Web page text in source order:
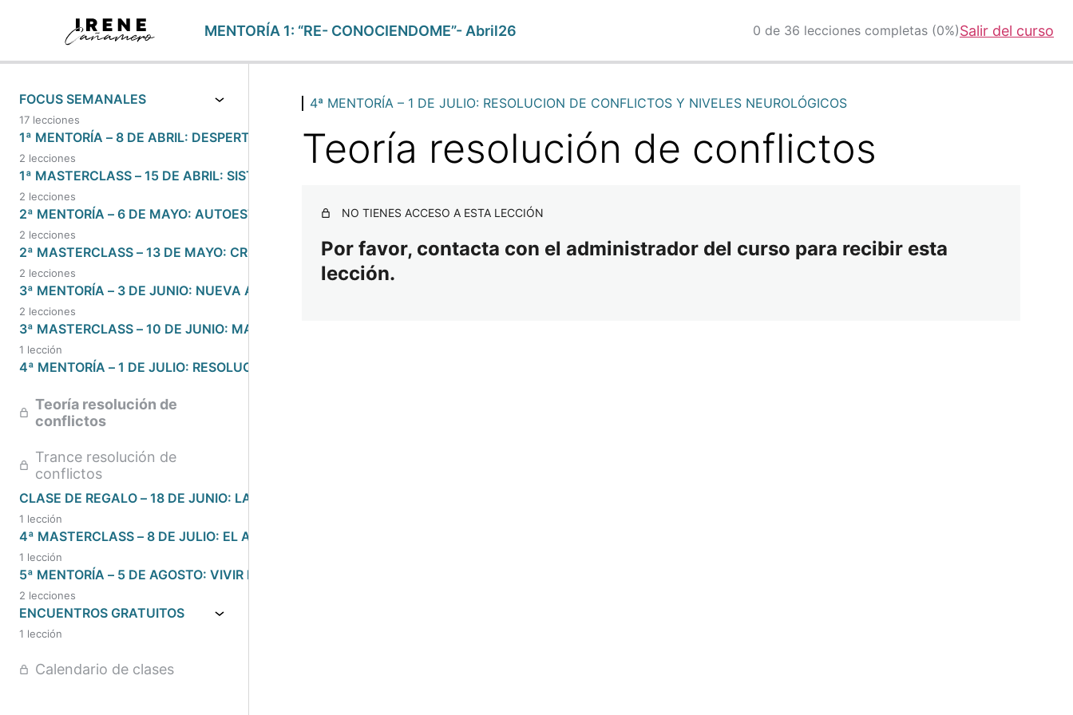
MENTORÍA 1: “RE- CONOCIENDOME”- Abril26 0 de 36 lecciones completas (0%)Salir del curso
FOCUS SEMANALES
17 lecciones
1ª MENTORÍA – 8 DE ABRIL: DESPERTANDO A LA CONSCIENCIA
2 lecciones
1ª MASTERCLASS – 15 DE ABRIL: SISTEMA DE ALMAS E INCONSCIENTE FAMILIAR
2 lecciones
2ª MENTORÍA – 6 DE MAYO: AUTOESTIMA Y AUTOCONCEPTO
2 lecciones
2ª MASTERCLASS – 13 DE MAYO: CREENCIAS Y RECABLEADO MENTAL
2 lecciones
3ª MENTORÍA – 3 DE JUNIO: NUEVA ACTITUD
2 lecciones
3ª MASTERCLASS – 10 DE JUNIO: MASTERCLASS PERCEPCIÓN DESDE UCDM
1 lección
4ª MENTORÍA – 1 DE JULIO: RESOLUCION DE CONFLICTOS Y NIVELES NEUROLÓGICOS
Teoría resolución de
conflictos
Trance resolución de
conflictos
CLASE DE REGALO – 18 DE JUNIO: LA HERIDA MATERNA
1 lección
4ª MASTERCLASS – 8 DE JULIO: EL AMOR EN TODAS SUS FORMAS
1 lección
5ª MENTORÍA – 5 DE AGOSTO: VIVIR DESDE EL SER
2 lecciones
ENCUENTROS GRATUITOS
1 lección
Calendario de clases
4ª MENTORÍA – 1 DE JULIO: RESOLUCION DE CONFLICTOS Y NIVELES NEUROLÓGICOS
Teoría resolución de conflictos
NO TIENES ACCESO A ESTA LECCIÓN
Por favor, contacta con el administrador del curso para recibir esta
lección.